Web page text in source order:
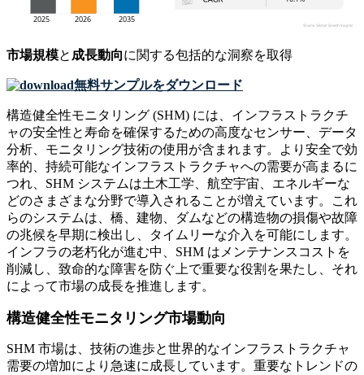
市場規模と 成長動向に関する包括的な洞察を取得
無料サンプルをダウンロード
構造健全性モニタリング (SHM) には、インフラストラクチ
ャの安全性と寿命を確保するための高度なセンサー、データ
分析、モニタリング技術の使用が含まれます。より安全で効
率的、持続可能なインフラストラクチャへの需要が高まるに
つれ、SHM システムは土木工学、航空宇宙、エネルギーな
どのさまざまな分野で導入されることが増えています。これ
らのシステムは、橋、建物、ダムなどの構造物の損傷や故障
の兆候を早期に検出し、タイムリーな介入を可能にします。
インフラの老朽化が進む中、SHM はメンテナンスコストを
削減し、致命的な障害を防ぐ上で重要な役割を果たし、それ
によって市場の成長を推進します。
構造健全性モニタリング市場動向
SHM 市場は、技術の進歩と世界的なインフラストラクチャ
需要の増加により急速に成長しています。重要なトレンドの